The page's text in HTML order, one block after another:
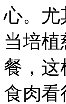
心。尤
当培
餐，这
食肉看